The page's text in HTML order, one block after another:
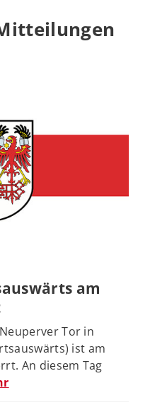
am
Tor in
ist am
An diesem Tag